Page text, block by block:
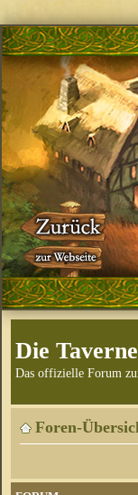
Die
Das offizielle Forum
Foren-